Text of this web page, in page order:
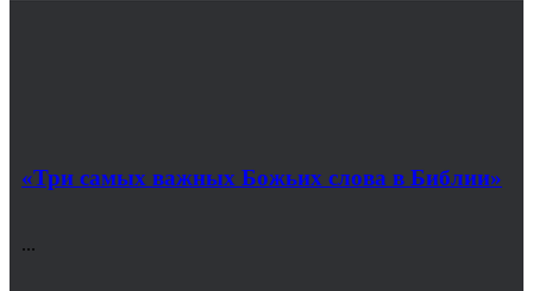
«Три самых важных Божьих слова в Библии»
...